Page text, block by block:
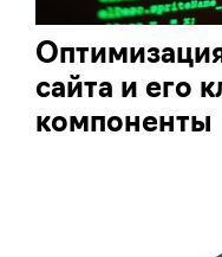
сайта и его
компоненты